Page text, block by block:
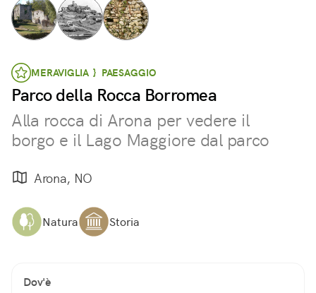
MERAVIGLIA } PAESAGGIO
Parco della Rocca Borromea
Alla rocca di Arona per vedere il
borgo e il Lago Maggiore dal parco
Arona, NO
Natura Storia
Dov'è